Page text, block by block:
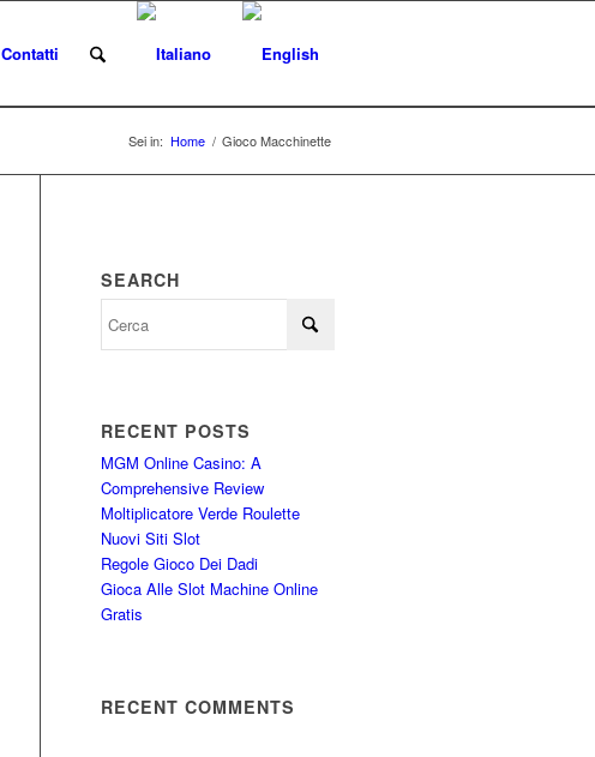
Contatti
Sei in: Home / Gioco Macchinette
SEARCH
RECENT POSTS
MGM Online Casino: A
Comprehensive Review
Moltiplicatore Verde Roulette
Nuovi Siti Slot
Regole Gioco Dei Dadi
Gioca Alle Slot Machine Online
Gratis
RECENT COMMENTS